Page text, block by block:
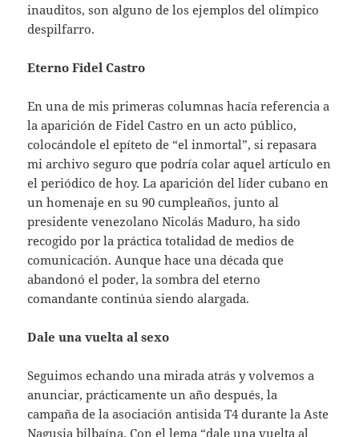
inauditos, son alguno de los ejemplos del olímpico
despilfarro.
Eterno Fidel Castro
En una de mis primeras columnas hacía referencia a
la aparición de Fidel Castro en un acto público,
colocándole el epíteto de “el inmortal”, si repasara
mi archivo seguro que podría colar aquel artículo en
el periódico de hoy. La aparición del líder cubano en
un homenaje en su 90 cumpleaños, junto al
presidente venezolano Nicolás Maduro, ha sido
recogido por la práctica totalidad de medios de
comunicación. Aunque hace una década que
abandonó el poder, la sombra del eterno
comandante continúa siendo alargada.
Dale una vuelta al sexo
Seguimos echando una mirada atrás y volvemos a
anunciar, prácticamente un año después, la
campaña de la asociación antisida T4 durante la Aste
Nagusia bilbaína. Con el lema “dale una vuelta al